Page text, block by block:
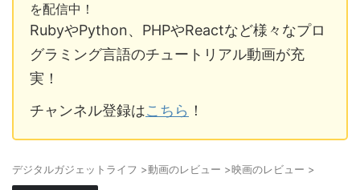
を配信中！
RubyやPython、PHPやReactなど様々なプロ
グラミング言語のチュートリアル動画が充
実！
チャンネル登録はこちら ！
デジタルガジェットライフ >動画のレビュー >映画のレビュー >